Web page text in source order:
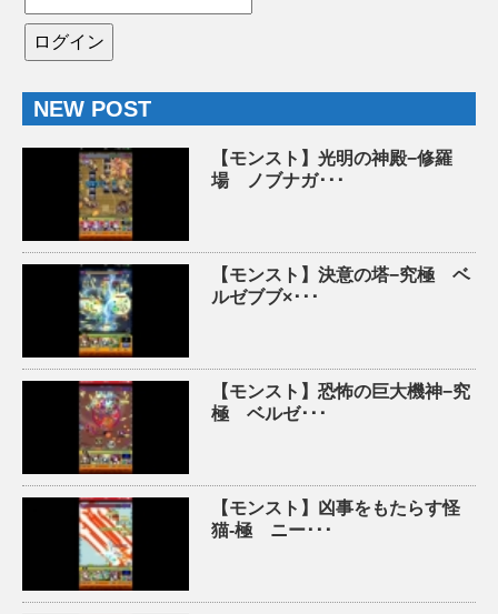
NEW POST
【モンスト】光明の神殿−修羅
場 ノブナガ･･･
【モンスト】決意の塔−究極 ベ
ルゼブブ×･･･
【モンスト】恐怖の巨大機神−究
極 ベルゼ･･･
【モンスト】凶事をもたらす怪
猫-極 ニー･･･